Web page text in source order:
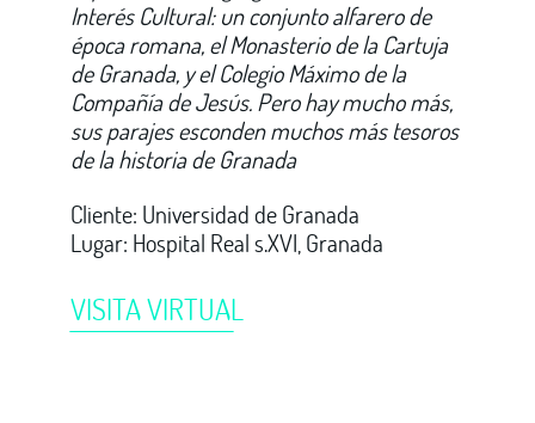
Interés Cultural: un conjunto alfarero de
época romana, el Monasterio de la Cartuja
de Granada, y el Colegio Máximo de la
Compañía de Jesús. Pero hay mucho más,
sus parajes esconden muchos más tesoros
de la historia de Granada
Cliente: Universidad de Granada
Lugar: Hospital Real s.XVI, Granada
VISITA VIRTUAL
̅ ̅ ̅ ̅ ̅ ̅ ̅ ̅ ̅ ̅ ̅ ̅ ̅ ̅ ̅ ̅ ̅ ̅ ̅ ̅ ̅ ̅ ̅ ̅ ̅ ̅ ̅ ̅ ̅ ̅ ̅ ̅ ̅